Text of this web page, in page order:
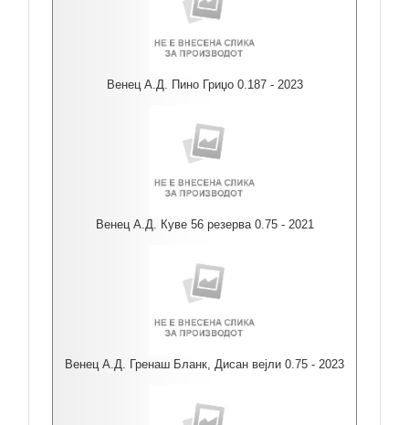
Венец А.Д. Пино Гриџо 0.187 - 2023
Венец А.Д. Куве 56 резерва 0.75 - 2021
Венец А.Д. Гренаш Бланк, Дисан вејли 0.75 - 2023